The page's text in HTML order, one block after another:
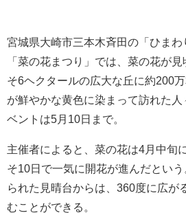
宮城県大崎市三本木斉田の「ひま
「菜の花まつり」では、菜の花が
そ6ヘクタールの広大な丘に約200
が鮮やかな黄色に染まって訪れた人
ベントは5月10日まで。
主催者によると、菜の花は4月中旬
そ10日で一気に開花が進んだとい
られた見晴台からは、360度に広が
むことができる。